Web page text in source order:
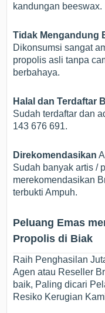
kandungan beeswax.
Tidak Mengandung
Dikonsumsi sangat
propolis asli tanpa
berbahaya.
Halal dan Terdaftar
Sudah terdaftar dan
143 676 691.
Direkomendasikan
Sudah banyak artis /
merekomendasikan
terbukti Ampuh.
Peluang Emas
Propolis di Biak
Raih Penghasilan
Agen atau Reseller
baik, Paling dicari
Resiko Kerugian